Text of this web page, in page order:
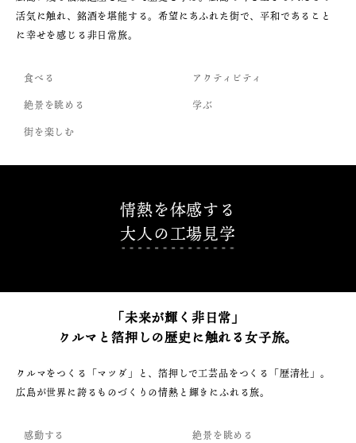
活気に触れ、銘酒を堪能する。希望にあふれた街で、平和であること
に幸せを感じる非日常旅。
食べる
アクティビティ
絶景を眺める
学ぶ
街を楽しむ
情熱を体感する
大人の工場見学
「未来が輝く非日常」
クルマと箔押しの歴史に触れる女子旅。
クルマをつくる「マツダ」と、箔押しで工芸品をつくる「歴清社」。
広島が世界に誇るものづくりの情熱と輝きにふれる旅。
感動する
絶景を眺める